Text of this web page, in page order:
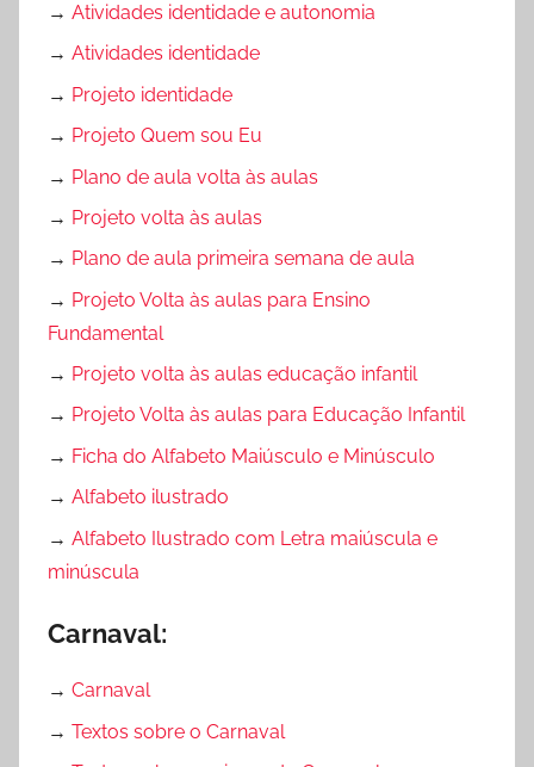
→ Atividades identidade e autonomia
→ Atividades identidade
→ Projeto identidade
→ Projeto Quem sou Eu
→ Plano de aula volta às aulas
→ Projeto volta às aulas
→ Plano de aula primeira semana de aula
→ Projeto Volta às aulas para Ensino
Fundamental
→ Projeto volta às aulas educação infantil
→ Projeto Volta às aulas para Educação Infantil
→ Ficha do Alfabeto Maiúsculo e Minúsculo
→ Alfabeto ilustrado
→ Alfabeto Ilustrado com Letra maiúscula e
minúscula
Carnaval:
→ Carnaval
→ Textos sobre o Carnaval